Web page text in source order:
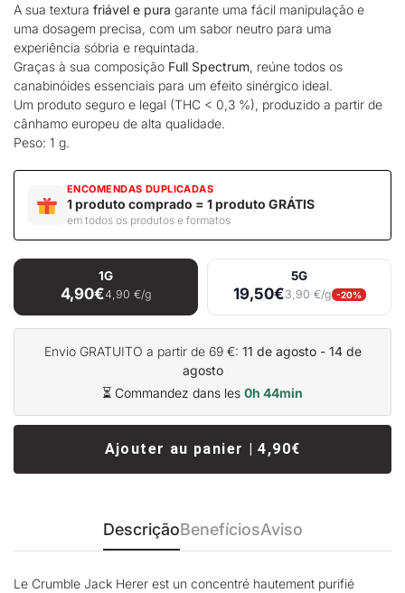
A sua textura friável e pura garante uma fácil manipulação e
uma dosagem precisa, com um sabor neutro para uma
experiência sóbria e requintada.
Graças à sua composição Full Spectrum, reúne todos os
canabinóides essenciais para um efeito sinérgico ideal.
Um produto seguro e legal (THC < 0,3 %), produzido a partir de
cânhamo europeu de alta qualidade.
Peso: 1 g.
ENCOMENDAS DUPLICADAS
1 produto comprado = 1 produto GRÁTIS
em todos os produtos e formatos
1G
4,90€4,90 €/g
5G
19,50€3,90 €/g -20%
Envio GRATUITO a partir de 69 €: 11 de agosto - 14 de
agosto
⏳ Commandez dans les 0h 44min
Ajouter au panier | 4,90€
DescriçãoBenefíciosAviso
Le Crumble Jack Herer est un concentré hautement purifié